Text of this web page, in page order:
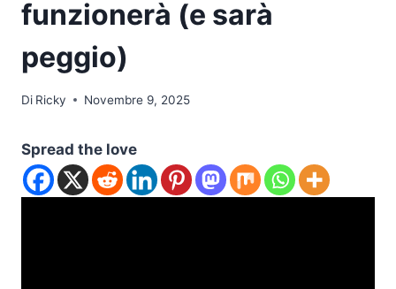
funzionerà (e sarà
peggio)
Di Ricky Novembre 9, 2025
Spread the love